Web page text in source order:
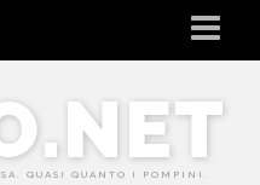
QUASI QUANTO I POMPINI.